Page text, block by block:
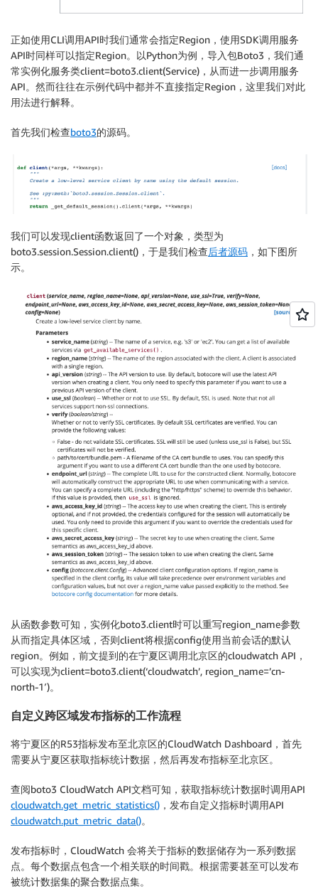
正如使用CLI调用API时我们通常会指定Region，使用SDK调用服务
API时同样可以指定Region。以Python为例，导入包Boto3，我们通
常实例化服务类client=boto3.client(Service)，从而进一步调用服务
API。然而往往在示例代码中都并不直接指定Region，这里我们对此
用法进行解释。
首先我们检查boto3的源码。
我们可以发现client函数返回了一个对象，类型为
boto3.session.Session.client()，于是我们检查后者源码 ，如下图所
示。
从函数参数可知，实例化boto3.client时可以重写region_name参数
从而指定具体区域，否则client将根据config使用当前会话的默认
region。例如，前文提到的在宁夏区调用北京区的cloudwatch API，
可以实现为client=boto3.client(‘cloudwatch’, region_name=’cn-
north-1′)。
自定义跨区域发布指标的工作流程
将宁夏区的R53指标发布至北京区的CloudWatch Dashboard，首先
需要从宁夏区获取指标统计数据，然后再发布指标至北京区。
查阅boto3 CloudWatch API文档可知，获取指标统计数据时调用API
cloudwatch.get_metric_statistics() ，发布自定义指标时调用API
cloudwatch.put_metric_data()。
发布指标时，CloudWatch 会将关于指标的数据储存为一系列数据
点。每个数据点包含一个相关联的时间戳。根据需要甚至可以发布
被统计数据集的聚合数据点集。